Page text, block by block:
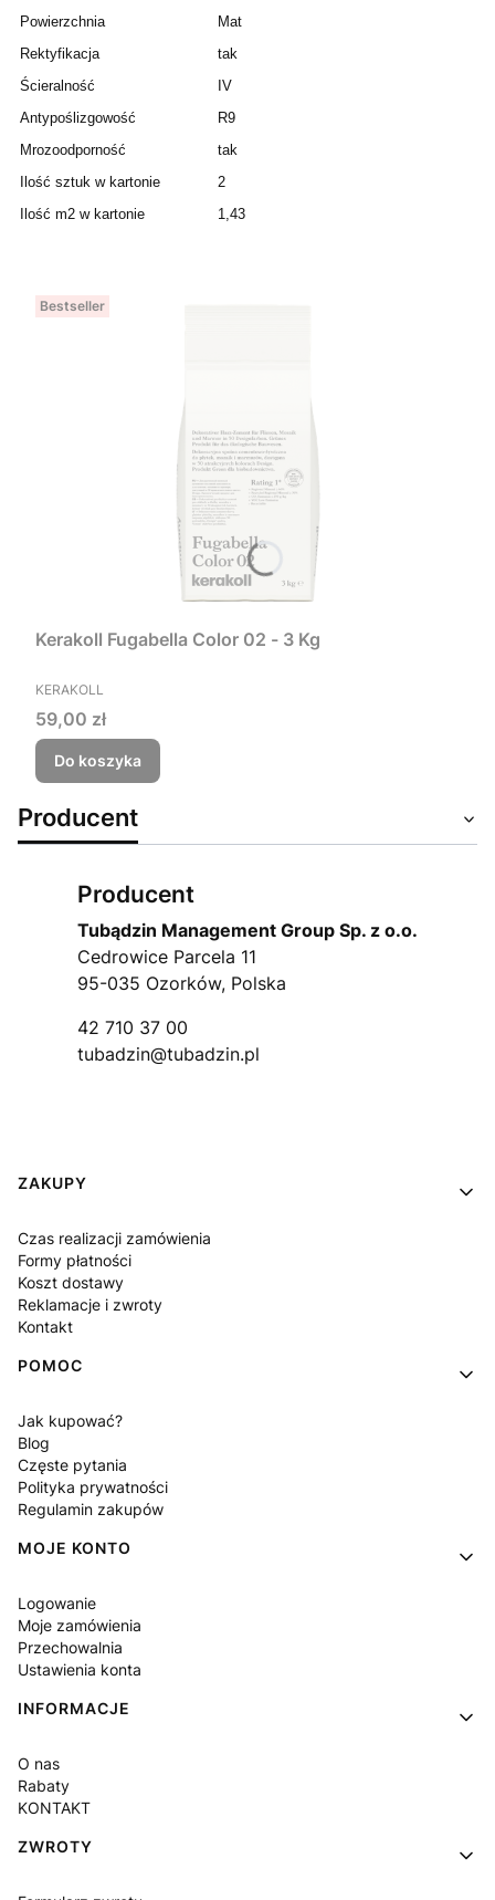
Powierzchnia
Mat
Rektyfikacja
tak
Ścieralność
IV
Antypoślizgowość
R9
Mrozoodporność
tak
Ilość sztuk w kartonie
2
Ilość m2 w kartonie
1,43
Bestseller
Kerakoll Fugabella Color 02 - 3 Kg
PRODUCENT
KERAKOLL
Cena
59,00 zł
Do koszyka
Producent
Producent
Tubądzin Management Group Sp. z o.o.
Cedrowice Parcela 11
95-035 Ozorków, Polska
42 710 37 00
tubadzin@tubadzin.pl
Linki w stopce
ZAKUPY
Czas realizacji zamówienia
Formy płatności
Koszt dostawy
Reklamacje i zwroty
Kontakt
POMOC
Jak kupować?
Blog
Częste pytania
Polityka prywatności
Regulamin zakupów
MOJE KONTO
Logowanie
Moje zamówienia
Przechowalnia
Ustawienia konta
INFORMACJE
O nas
Rabaty
KONTAKT
ZWROTY